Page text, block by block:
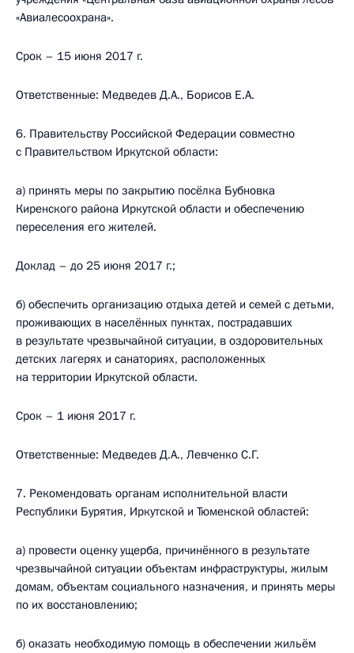
«Авиалесоохрана».
Срок – 15 июня 2017 г.
Ответственные: Медведев Д.А., Борисов Е.А.
6. Правительству Российской Федерации совместно
с Правительством Иркутской области:
а) принять меры по закрытию посёлка Бубновка
Киренского района Иркутской области и обеспечению
переселения его жителей.
Доклад – до 25 июня 2017 г.;
б) обеспечить организацию отдыха детей и семей с детьми,
проживающих в населённых пунктах, пострадавших
в результате чрезвычайной ситуации, в оздоровительных
детских лагерях и санаториях, расположенных
на территории Иркутской области.
Срок – 1 июня 2017 г.
Ответственные: Медведев Д.А., Левченко С.Г.
7. Рекомендовать органам исполнительной власти
Республики Бурятия, Иркутской и Тюменской областей:
а) провести оценку ущерба, причинённого в результате
чрезвычайной ситуации объектам инфраструктуры, жилым
домам, объектам социального назначения, и принять меры
по их восстановлению;
б) оказать необходимую помощь в обеспечении жильём